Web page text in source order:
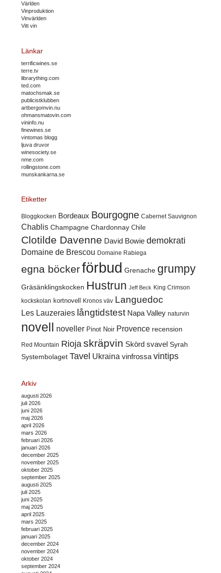
Världen
Vinproduktion
Vinvärlden
Vitt vin
Länkar
terrificwines.se
terre.tv
librarything.com
ted.com
matochsmak.se
publicistklubben
artbergomvin.nu
ohmansmatovin.com
vininfo.nu
finewines.se
vintomas blogg
ljuva druvor
winesociety.se
nme.com
rollingstone.com
munskankarna.se
Etiketter
Bloggkocken Bordeaux Bourgogne Cabernet Sauvignon
Chablis Champagne Chardonnay Chile
Clotilde Davenne David Bowie demokrati
Domaine de Brescou Domaine Rabiega
egna böckerförbud Grenache grumpy
Gräsänklingskocken Hustrun Jeff Beck King Crimson
kockskolan kortnovell Kronos väv Languedoc
Les Lauzeraies långtidstest Napa Valley naturvin
novell noveller Pinot Noir Provence recension
Red Mountain Rioja skräpvin Skörd svavel Syrah
Systembolaget Tavel Ukraina vinfrossa vintips
Arkiv
augusti 2026
juli 2026
juni 2026
maj 2026
april 2026
mars 2026
februari 2026
januari 2026
december 2025
november 2025
oktober 2025
september 2025
augusti 2025
juli 2025
juni 2025
maj 2025
april 2025
mars 2025
februari 2025
januari 2025
december 2024
november 2024
oktober 2024
september 2024